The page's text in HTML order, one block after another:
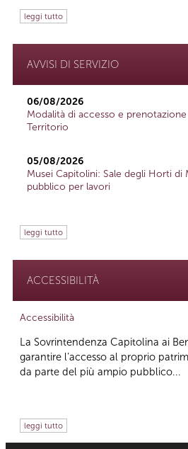
leggi tutto
AVVISI DI SERVIZIO
06/08/2026
Modalità di accesso e
Territorio
05/08/2026
Musei Capitolini: Sale degli Horti di
pubblico per lavori
leggi tutto
ACCESSIBILITÀ
Accessibilità
La Sovrintendenza Capitolina ai
garantire l’accesso al proprio
da parte del più ampio pubblico...
leggi tutto